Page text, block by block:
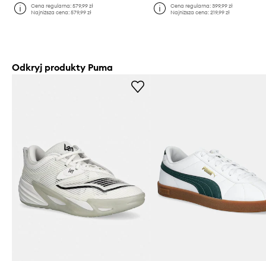
Cena regularna:579,99 zł
Najniższa cena:579,99 zł
Cena regularna: 399,99 zł
Najniższa cena: 219,99 zł
Odkryj produkty Puma